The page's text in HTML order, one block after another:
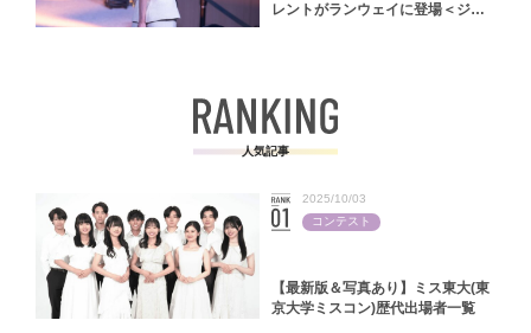
レントがランウェイに登場＜ジャ
人気記事
【最新版＆写真あり】ミス東大(東
京大学ミスコン)歴代出場者一覧
2025/10/03
コンテスト